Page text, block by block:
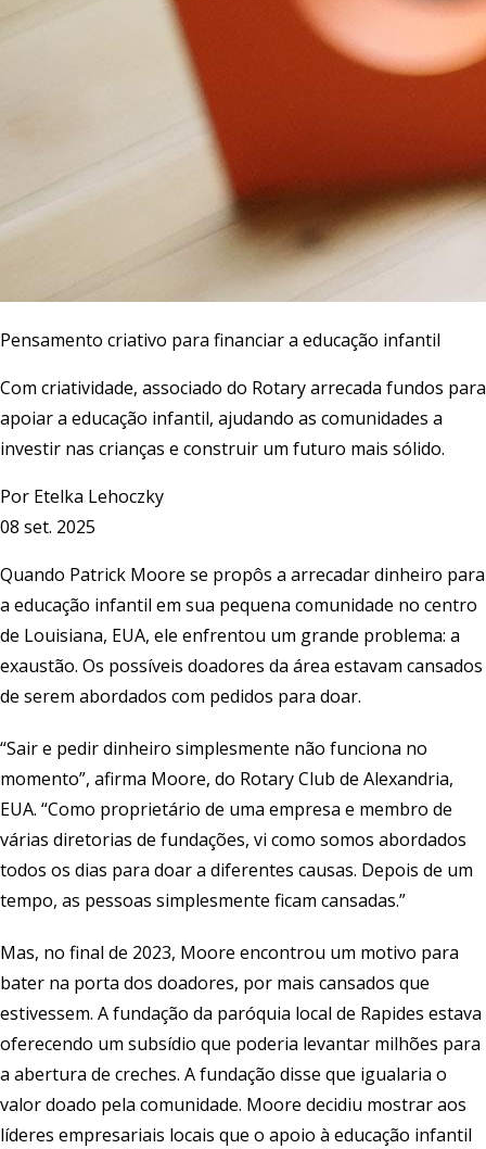
Pensamento criativo para financiar a educação infantil
Com criatividade, associado do Rotary arrecada fundos para
apoiar a educação infantil, ajudando as comunidades a
investir nas crianças e construir um futuro mais sólido.
Por Etelka Lehoczky
08 set. 2025
Quando Patrick Moore se propôs a arrecadar dinheiro para
a educação infantil em sua pequena comunidade no centro
de Louisiana, EUA, ele enfrentou um grande problema: a
exaustão. Os possíveis doadores da área estavam cansados
de serem abordados com pedidos para doar.
“Sair e pedir dinheiro simplesmente não funciona no
momento”, afirma Moore, do Rotary Club de Alexandria,
EUA. “Como proprietário de uma empresa e membro de
várias diretorias de fundações, vi como somos abordados
todos os dias para doar a diferentes causas. Depois de um
tempo, as pessoas simplesmente ficam cansadas.”
Mas, no final de 2023, Moore encontrou um motivo para
bater na porta dos doadores, por mais cansados que
estivessem. A fundação da paróquia local de Rapides estava
oferecendo um subsídio que poderia levantar milhões para
a abertura de creches. A fundação disse que igualaria o
valor doado pela comunidade. Moore decidiu mostrar aos
líderes empresariais locais que o apoio à educação infantil